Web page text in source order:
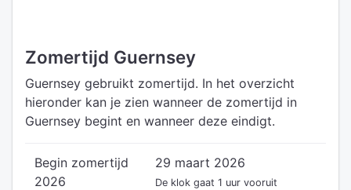
Zomertijd Guernsey
Guernsey gebruikt zomertijd. In het overzicht
hieronder kan je zien wanneer de zomertijd in
Guernsey begint en wanneer deze eindigt.
Begin zomertijd
2026
29 maart 2026
De klok gaat 1 uur vooruit